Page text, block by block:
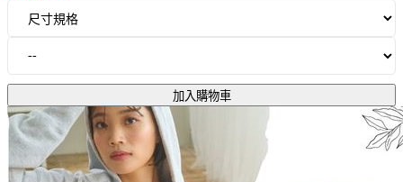
加入購物車